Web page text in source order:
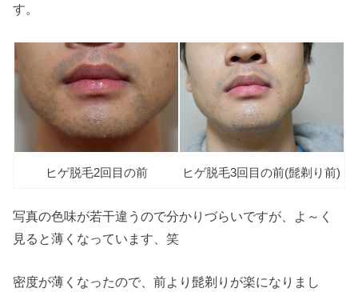
す。
ヒゲ脱毛2回目の前 ヒゲ脱毛3回目の前(髭剃り前)
写真の色味が若干違うので分かりづらいですが、よ～く
見ると薄くなっています、笑
密度が薄くなったので、前より髭剃りが楽になりまし